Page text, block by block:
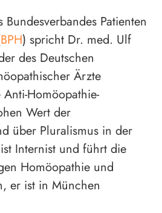
Patienten
BPH) spricht Dr. med. Ulf
des Deutschen
Ärzte
Homöopathie-
Wert der
über Pluralismus in der
ist Internist und führt die
Homöopathie und
er ist in München